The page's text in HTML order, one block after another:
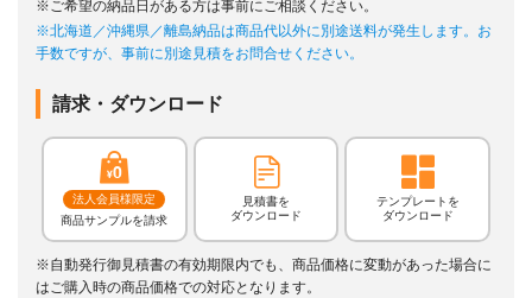
※ご希望の納品日がある方は事前にご相談ください。
※北海道／沖縄県／離島納品は商品代以外に別途送料が発生します。お
手数ですが、事前に別途見積をお問合せください。
請求・ダウンロード
法人会員様限定
商品サンプルを請求
見積書を
ダウンロード
テンプレートを
ダウンロード
※自動発行御見積書の有効期限内でも、商品価格に変動があった場合に
はご購入時の商品価格での対応となります。